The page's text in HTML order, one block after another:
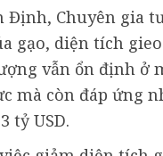
Định, Chuyên gia
gạo, diện tích
vẫn ổn định ở
mà còn đáp ứng
tỷ USD.